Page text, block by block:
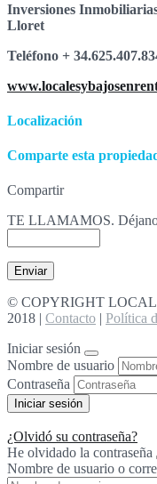
Inversiones
Lloret
Teléfono +
Localización
Comparte esta
Compartir
TE LLAMAMOS.
© COPYRIGHT
2018 | Contacto | Política
Iniciar sesión
Nombre de usuario
Contraseña
¿Olvidó su contraseña?
He olvidado la contraseña
Nombre de usuario o